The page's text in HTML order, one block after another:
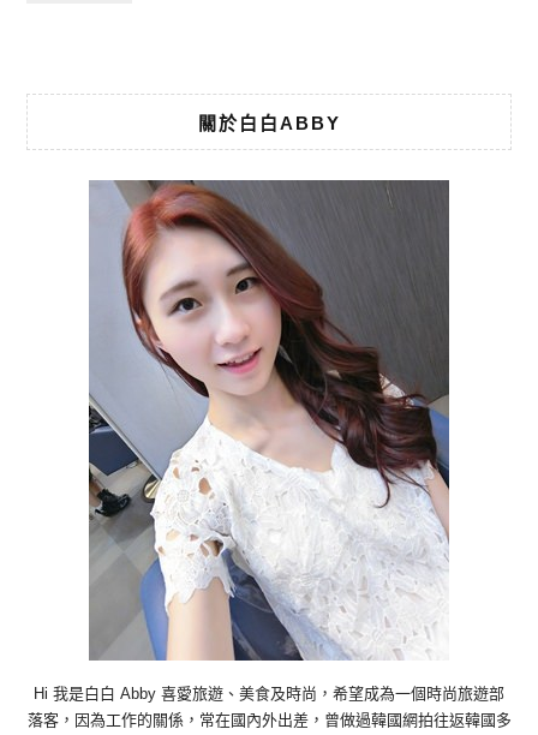
關於白白ABBY
Hi 我是白白 Abby 喜愛旅遊、美食及時尚，希望成為一個時尚旅遊部
落客，因為工作的關係，常在國內外出差，曾做過韓國網拍往返韓國多